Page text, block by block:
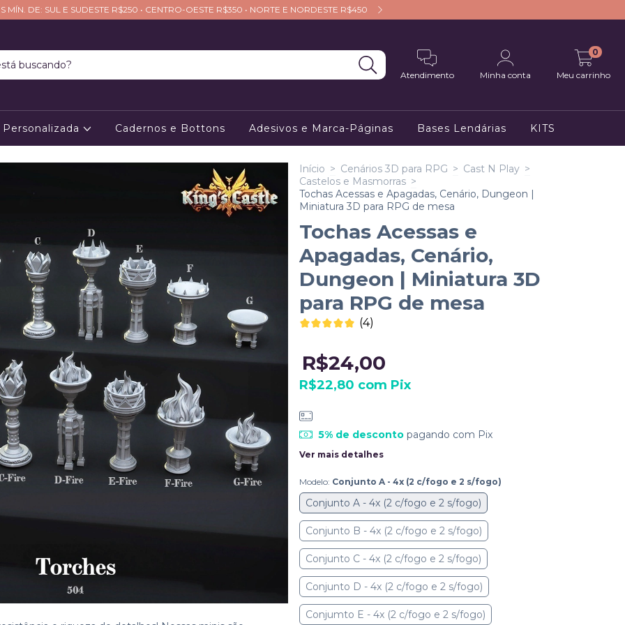
MÍN. DE: SUL E SUDESTE R$250 • CENTRO-OESTE R$350 • NORTE E NORDESTE R$450
Atendimento Minha conta Meu carrinho
0
Cadernos e Bottons Adesivos e Marca-Páginas Bases Lendárias KITS
Início > Cenários 3D para RPG > Cast N Play >
Castelos e Masmorras >
Tochas Acessas e Apagadas, Cenário, Dungeon |
Miniatura 3D para RPG de mesa
Tochas Acessas e
Apagadas, Cenário,
Dungeon | Miniatura 3D
para RPG de mesa
(4)
R$24,00
R$22,80 com Pix
5% de descontopagando com Pix
Ver mais detalhes
Modelo: Conjunto A - 4x (2 c/fogo e 2 s/fogo)
Conjunto A - 4x (2 c/fogo e 2 s/fogo)
Conjunto B - 4x (2 c/fogo e 2 s/fogo)
Conjunto C - 4x (2 c/fogo e 2 s/fogo)
Conjunto D - 4x (2 c/fogo e 2 s/fogo)
Conjumto E - 4x (2 c/fogo e 2 s/fogo)